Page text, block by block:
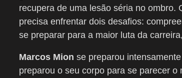
recupera de uma lesão séria no ombro.
precisa enfrentar dois desafios:
se preparar para a maior luta da
Marcos Mion se preparou
preparou o seu corpo para se parecer